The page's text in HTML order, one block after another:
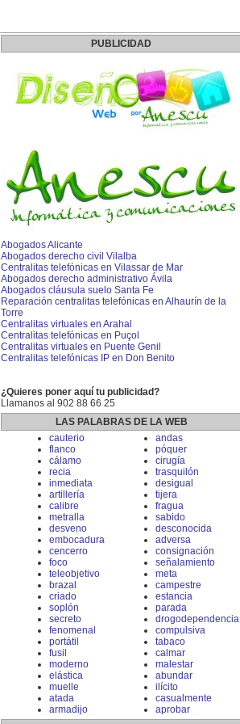
PUBLICIDAD
Abogados Alicante
Abogados derecho civil Vilalba
Centralitas telefónicas en Vilassar de Mar
Abogados derecho administrativo Ávila
Abogados cláusula suelo Santa Fe
Reparación centralitas telefónicas en Alhaurín de la
Torre
Centralitas virtuales en Arahal
Centralitas telefónicas en Puçol
Centralitas virtuales en Puente Genil
Centralitas telefónicas IP en Don Benito
¿Quieres poner aquí tu publicidad?
Llamanos al 902 88 66 25
LAS PALABRAS DE LA WEB
cauterio
flanco
cálamo
recia
inmediata
artillería
calibre
metralla
desveno
embocadura
cencerro
foco
teleobjetivo
brazal
criado
soplón
secreto
fenomenal
portátil
fusil
moderno
elástica
muelle
atada
armadijo
andas
póquer
cirugía
trasquilón
desigual
tijera
fragua
sabido
desconocida
adversa
consignación
señalamiento
meta
campestre
estancia
parada
drogodependencia
compulsiva
tabaco
calmar
malestar
abundar
ilícito
casualmente
aprobar